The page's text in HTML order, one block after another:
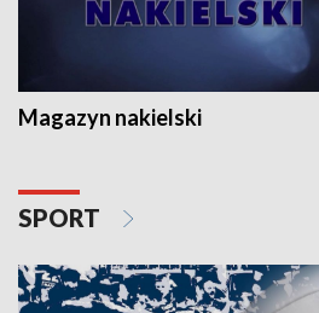
Magazyn nakielski
SPORT